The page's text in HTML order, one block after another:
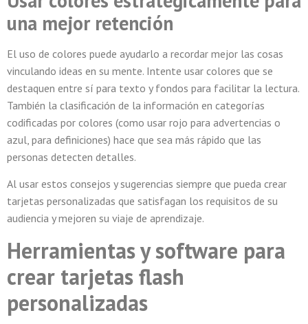
una mejor retención
El uso de colores puede ayudarlo a recordar mejor las cosas
vinculando ideas en su mente. Intente usar colores que se
destaquen entre sí para texto y fondos para facilitar la lectura.
También la clasificación de la información en categorías
codificadas por colores (como usar rojo para advertencias o
azul, para definiciones) hace que sea más rápido que las
personas detecten detalles.
Al usar estos consejos y sugerencias siempre que pueda crear
tarjetas personalizadas que satisfagan los requisitos de su
audiencia y mejoren su viaje de aprendizaje.
Herramientas y software para
crear tarjetas flash
personalizadas